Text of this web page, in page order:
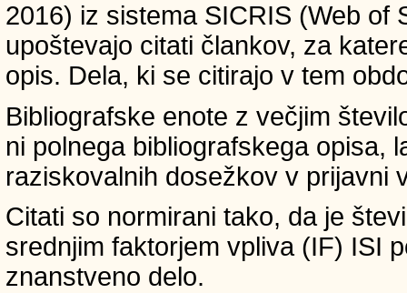
2016) iz sistema SICRIS (Web of
upoštevajo citati člankov, za
opis. Dela, ki se citirajo v tem
Bibliografske enote z večjim
ni polnega bibliografskega opisa,
raziskovalnih dosežkov v prijavni
Citati so normirani tako, da je
srednjim faktorjem vpliva (IF) ISI
znanstveno delo.